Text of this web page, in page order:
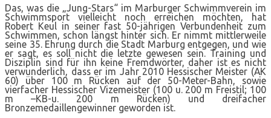
Das, was die „Jung-Stars“ im Marburger Schwimmverein im
Schwimmsport vielleicht noch erreichen möchten, hat
Robert Keul in seiner fast 50-jährigen Verbundenheit zum
Schwimmen, schon längst hinter sich. Er nimmt mittlerweile
seine 35. Ehrung durch die Stadt Marburg entgegen, und wie
er sagt, es soll nicht die letzte gewesen sein. Training und
Disziplin sind für ihn keine Fremdwörter, daher ist es nicht
verwunderlich, dass er im Jahr 2010 Hessischer Meister (AK
60) über 100 m Rücken auf der 50-Meter-Bahn, sowie
vierfacher Hessischer Vizemeister (100 u. 200 m Freistil; 100
m –KB-u. 200 m Rücken) und dreifacher
Bronzemedaillengewinner geworden ist.